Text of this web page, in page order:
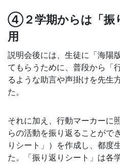
④２学期からは「振
用
説明会後には、生徒に「海陽
てもらうために、普段から「
るような助言や声掛けを先生
た。
それに加え、行動マーカーに
らの活動を振り返ることがで
りシート」）を作成し、都度
た。「振り返りシート」は各